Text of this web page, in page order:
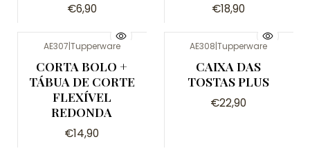
€6,90 €18,90
AE307|Tupperware
CORTA BOLO +
TÁBUA DE CORTE
FLEXÍVEL
REDONDA
€14,90
AE308|Tupperware
CAIXA DAS
TOSTAS PLUS
€22,90